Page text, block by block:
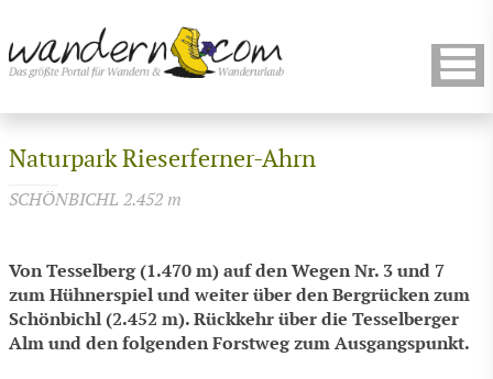
Naturpark Rieserferner-Ahrn
SCHÖNBICHL 2.452 m
Von Tesselberg (1.470 m) auf den Wegen Nr. 3 und 7
zum Hühnerspiel und weiter über den Bergrücken zum
Schönbichl (2.452 m). Rückkehr über die Tesselberger
Alm und den folgenden Forstweg zum Ausgangspunkt.